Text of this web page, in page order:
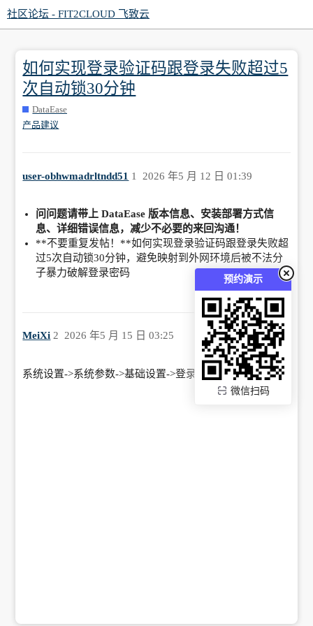
预约演示
微信扫码
社区论坛 - FIT2CLOUD 飞致云
如何实现登录验证码跟登录失败超过5
次自动锁30分钟
DataEase
产品建议
user-obhwmadrltndd51 2026 年5 月 12 日 01:39
1
问问题请带上 DataEase 版本信息、安装部署方式信
息、详细错误信息，减少不必要的来回沟通！
**不要重复发帖！**如何实现登录验证码跟登录失败超
过5次自动锁30分钟，避免映射到外网环境后被不法分
子暴力破解登录密码
MeiXi 2026 年5 月 15 日 03:25
2
系统设置->系统参数->基础设置->登录设置 里可以设置